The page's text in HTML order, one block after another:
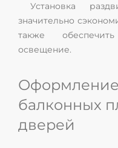
Установка
значительно
также
освещение.
Оформление
балконных
дверей